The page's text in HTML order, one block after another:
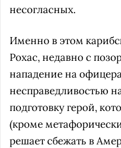
несогласных.
Именно в этом
Рохас, недавно с
нападение на
несправедливостью
подготовку герой,
(кроме
решает сбежать в